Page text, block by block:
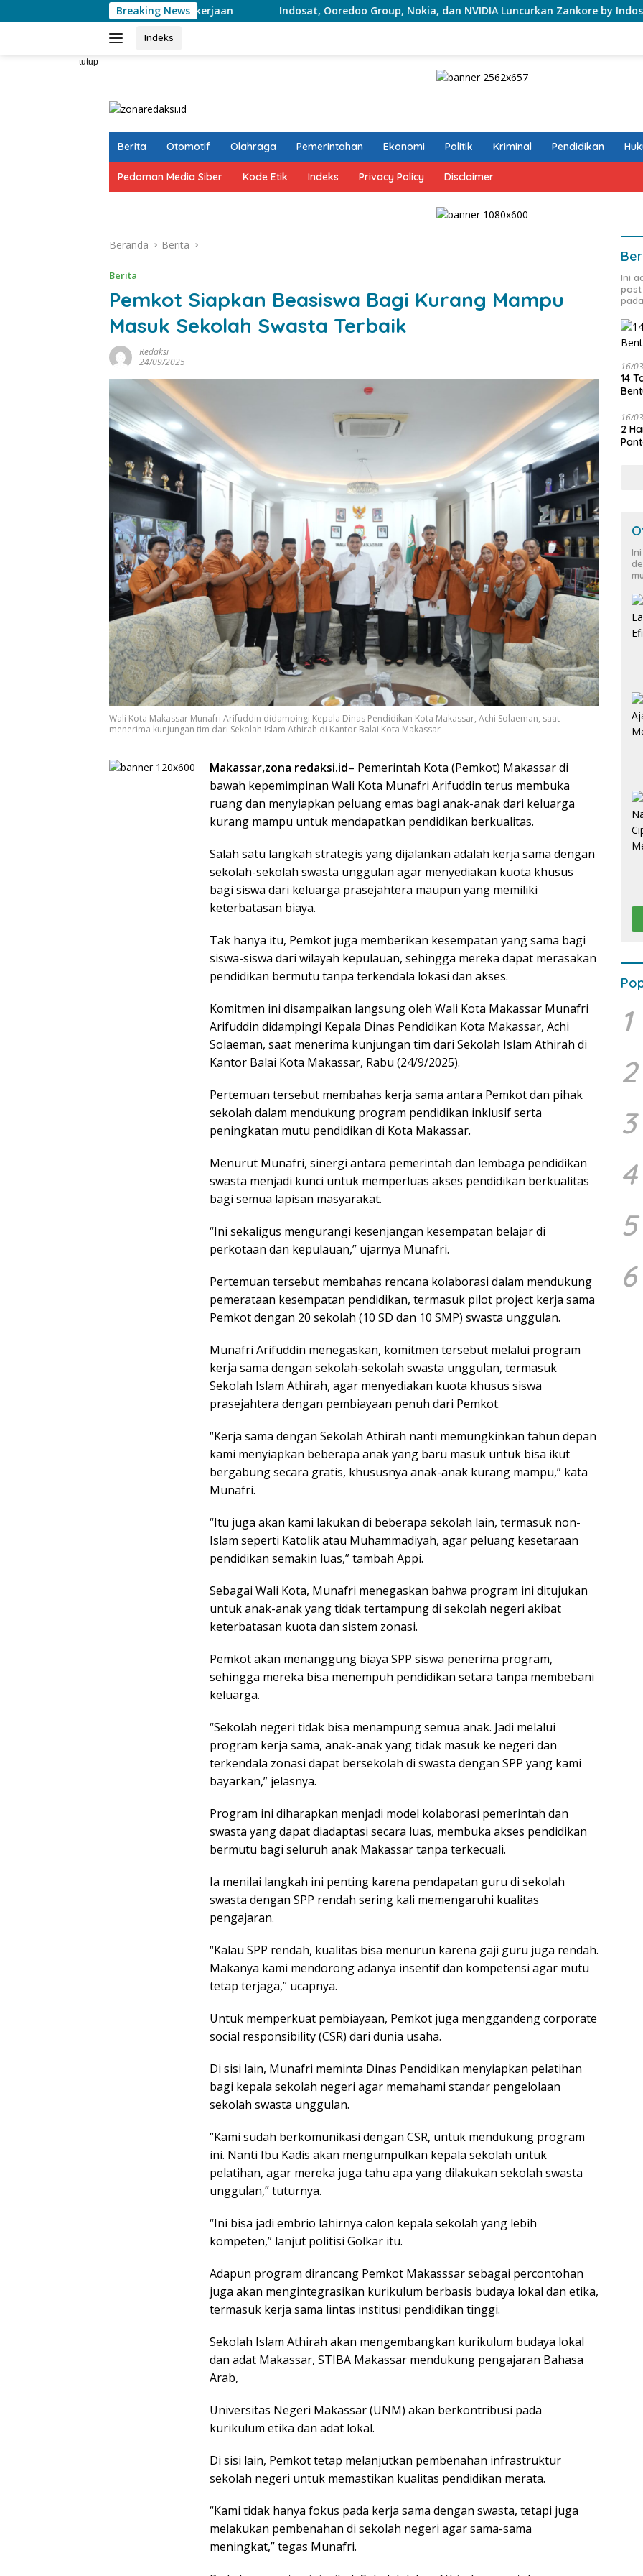
ke
Breaking News
BPJS Ketenagakerjaan Indosat, Ooredoo Group, Nokia, dan NVIDIA Luncurkan Zankore by Indosat, Siap Layani
Indeks
tutup
Berita Otomotif Olahraga Pemerintahan Ekonomi Politik Kriminal Pendidikan
Pedoman Media Siber Kode Etik Indeks Privacy Policy Disclaimer
Beranda Berita
Berita
Pemkot Siapkan Beasiswa Bagi Kurang Mampu
Masuk Sekolah Swasta Terbaik
Redaksi
24/09/2025
Wali Kota Makassar Munafri Arifuddin didampingi Kepala Dinas Pendidikan Kota Makassar, Achi Solaeman, saat
menerima kunjungan tim dari Sekolah Islam Athirah di Kantor Balai Kota Makassar
Makassar,zona redaksi.id– Pemerintah Kota (Pemkot) Makassar di
bawah kepemimpinan Wali Kota Munafri Arifuddin terus membuka
ruang dan menyiapkan peluang emas bagi anak-anak dari keluarga
kurang mampu untuk mendapatkan pendidikan berkualitas.
Salah satu langkah strategis yang dijalankan adalah kerja sama dengan
sekolah-sekolah swasta unggulan agar menyediakan kuota khusus
bagi siswa dari keluarga prasejahtera maupun yang memiliki
keterbatasan biaya.
Tak hanya itu, Pemkot juga memberikan kesempatan yang sama bagi
siswa-siswa dari wilayah kepulauan, sehingga mereka dapat merasakan
pendidikan bermutu tanpa terkendala lokasi dan akses.
Komitmen ini disampaikan langsung oleh Wali Kota Makassar Munafri
Arifuddin didampingi Kepala Dinas Pendidikan Kota Makassar, Achi
Solaeman, saat menerima kunjungan tim dari Sekolah Islam Athirah di
Kantor Balai Kota Makassar, Rabu (24/9/2025).
Pertemuan tersebut membahas kerja sama antara Pemkot dan pihak
sekolah dalam mendukung program pendidikan inklusif serta
peningkatan mutu pendidikan di Kota Makassar.
Menurut Munafri, sinergi antara pemerintah dan lembaga pendidikan
swasta menjadi kunci untuk memperluas akses pendidikan berkualitas
bagi semua lapisan masyarakat.
“Ini sekaligus mengurangi kesenjangan kesempatan belajar di
perkotaan dan kepulauan,” ujarnya Munafri.
Pertemuan tersebut membahas rencana kolaborasi dalam mendukung
pemerataan kesempatan pendidikan, termasuk pilot project kerja sama
Pemkot dengan 20 sekolah (10 SD dan 10 SMP) swasta unggulan.
Munafri Arifuddin menegaskan, komitmen tersebut melalui program
kerja sama dengan sekolah-sekolah swasta unggulan, termasuk
Sekolah Islam Athirah, agar menyediakan kuota khusus siswa
prasejahtera dengan pembiayaan penuh dari Pemkot.
“Kerja sama dengan Sekolah Athirah nanti memungkinkan tahun depan
kami menyiapkan beberapa anak yang baru masuk untuk bisa ikut
bergabung secara gratis, khususnya anak-anak kurang mampu,” kata
Munafri.
“Itu juga akan kami lakukan di beberapa sekolah lain, termasuk non-
Islam seperti Katolik atau Muhammadiyah, agar peluang kesetaraan
pendidikan semakin luas,” tambah Appi.
Sebagai Wali Kota, Munafri menegaskan bahwa program ini ditujukan
untuk anak-anak yang tidak tertampung di sekolah negeri akibat
keterbatasan kuota dan sistem zonasi.
Pemkot akan menanggung biaya SPP siswa penerima program,
sehingga mereka bisa menempuh pendidikan setara tanpa membebani
keluarga.
“Sekolah negeri tidak bisa menampung semua anak. Jadi melalui
program kerja sama, anak-anak yang tidak masuk ke negeri dan
terkendala zonasi dapat bersekolah di swasta dengan SPP yang kami
bayarkan,” jelasnya.
Program ini diharapkan menjadi model kolaborasi pemerintah dan
swasta yang dapat diadaptasi secara luas, membuka akses pendidikan
bermutu bagi seluruh anak Makassar tanpa terkecuali.
Ia menilai langkah ini penting karena pendapatan guru di sekolah
swasta dengan SPP rendah sering kali memengaruhi kualitas
pengajaran.
“Kalau SPP rendah, kualitas bisa menurun karena gaji guru juga rendah.
Makanya kami mendorong adanya insentif dan kompetensi agar mutu
tetap terjaga,” ucapnya.
Untuk memperkuat pembiayaan, Pemkot juga menggandeng corporate
social responsibility (CSR) dari dunia usaha.
Di sisi lain, Munafri meminta Dinas Pendidikan menyiapkan pelatihan
bagi kepala sekolah negeri agar memahami standar pengelolaan
sekolah swasta unggulan.
“Kami sudah berkomunikasi dengan CSR, untuk mendukung program
ini. Nanti Ibu Kadis akan mengumpulkan kepala sekolah untuk
pelatihan, agar mereka juga tahu apa yang dilakukan sekolah swasta
unggulan,” tuturnya.
“Ini bisa jadi embrio lahirnya calon kepala sekolah yang lebih
kompeten,” lanjut politisi Golkar itu.
Adapun program dirancang Pemkot Makasssar sebagai percontohan
juga akan mengintegrasikan kurikulum berbasis budaya lokal dan etika,
termasuk kerja sama lintas institusi pendidikan tinggi.
Sekolah Islam Athirah akan mengembangkan kurikulum budaya lokal
dan adat Makassar, STIBA Makassar mendukung pengajaran Bahasa
Arab,
Universitas Negeri Makassar (UNM) akan berkontribusi pada
kurikulum etika dan adat lokal.
Di sisi lain, Pemkot tetap melanjutkan pembenahan infrastruktur
sekolah negeri untuk memastikan kualitas pendidikan merata.
“Kami tidak hanya fokus pada kerja sama dengan swasta, tetapi juga
melakukan pembenahan di sekolah negeri agar sama-sama
meningkat,” tegas Munafri.
Ini
post
16/
14
16/
2
1
2
3
4
5
6